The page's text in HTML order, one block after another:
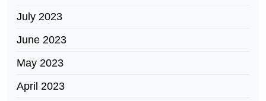
July 2023
June 2023
May 2023
April 2023